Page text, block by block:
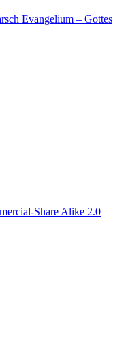
Evangelium – Gottes
Share Alike 2.0